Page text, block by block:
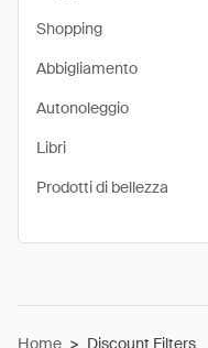
Shopping
Abbigliamento
Autonoleggio
Libri
Prodotti di bellezza
Home > Discount Filters